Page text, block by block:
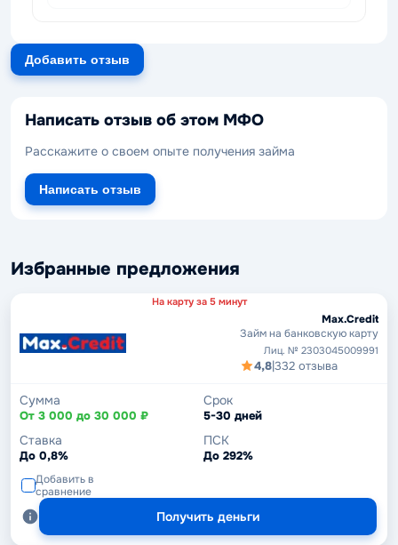
Добавить отзыв
Написать отзыв об этом МФО
Расскажите о своем опыте получения займа
Написать отзыв
Избранные предложения
На карту за 5 минут
Max.Credit
Займ на банковскую карту
Лиц. № 2303045009991
4,8|332 отзыва
Сумма
От 3 000 до 30 000 ₽
Срок
5-30 дней
Ставка
До 0,8%
ПСК
До 292%
Добавить в
сравнение
Получить деньги